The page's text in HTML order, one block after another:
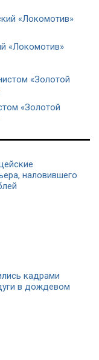
«Локомотив»
«Золотой
наловившего
кадрами
в дождевом